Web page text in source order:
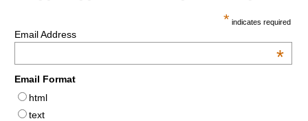
* indicates required
Email Address
*
Email Format
html
text